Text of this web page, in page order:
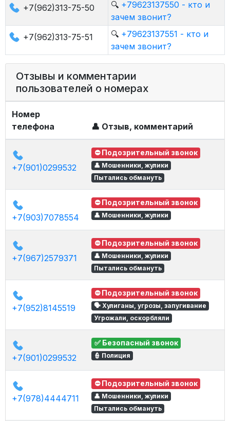
+7(962)313-75-50
🔍 +79623137550 - кто и
зачем звонит?
+7(962)313-75-51
🔍 +79623137551 - кто и
зачем звонит?
Отзывы и комментарии
пользователей о номерах
Номер
телефона
👤 Отзыв, комментарий
+7(901)0299532
⛔ Подозрительный звонок
👤 Мошенники, жулики
Пытались обмануть
+7(903)7078554
⛔ Подозрительный звонок
👤 Мошенники, жулики
+7(967)2579371
⛔ Подозрительный звонок
👤 Мошенники, жулики
Пытались обмануть
+7(952)8145519
⛔ Подозрительный звонок
🗣 Хулиганы, угрозы, запугивание
Угрожали, оскорбляли
+7(901)0299532
✅ Безопасный звонок
👮 Полиция
+7(978)4444711
⛔ Подозрительный звонок
👤 Мошенники, жулики
Пытались обмануть